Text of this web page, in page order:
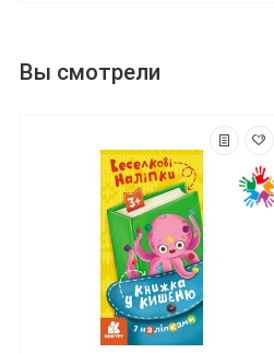
Вы смотрели